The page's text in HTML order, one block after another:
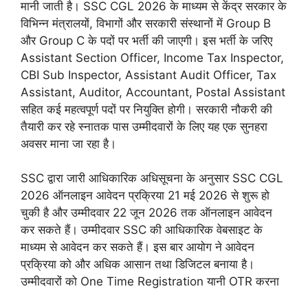
मानी जाती है। SSC CGL 2026 के माध्यम से केंद्र सरकार के
विभिन्न मंत्रालयों, विभागों और सरकारी संस्थानों में Group B
और Group C के पदों पर भर्ती की जाएगी। इस भर्ती के जरिए
Assistant Section Officer, Income Tax Inspector,
CBI Sub Inspector, Assistant Audit Officer, Tax
Assistant, Auditor, Accountant, Postal Assistant
सहित कई महत्वपूर्ण पदों पर नियुक्ति होगी। सरकारी नौकरी की
तैयारी कर रहे स्नातक पास उम्मीदवारों के लिए यह एक सुनहरा
अवसर माना जा रहा है।
SSC द्वारा जारी आधिकारिक अधिसूचना के अनुसार SSC CGL
2026 ऑनलाइन आवेदन प्रक्रिया 21 मई 2026 से शुरू हो
चुकी है और उम्मीदवार 22 जून 2026 तक ऑनलाइन आवेदन
कर सकते हैं। उम्मीदवार SSC की आधिकारिक वेबसाइट के
माध्यम से आवेदन कर सकते हैं। इस बार आयोग ने आवेदन
प्रक्रिया को और अधिक आसान तथा डिजिटल बनाया है।
उम्मीदवारों को One Time Registration यानी OTR करना